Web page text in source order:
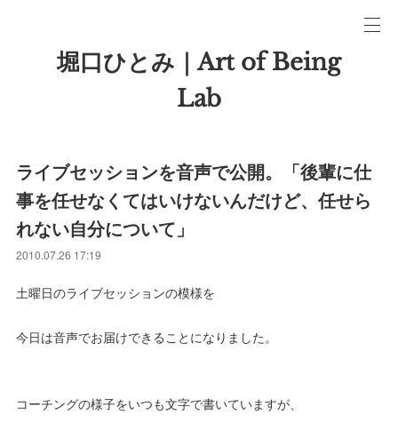
堀口ひとみ｜Art of Being
Lab
ライブセッションを音声で公開。「後輩に仕
事を任せなくてはいけないんだけど、任せら
れない自分について」
2010.07.26 17:19
土曜日のライブセッションの模様を
今日は音声でお届けできることになりました。
コーチングの様子をいつも文字で書いていますが、